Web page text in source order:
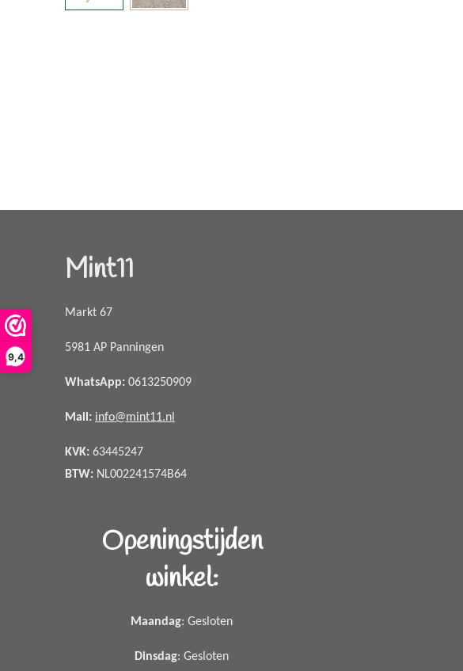
9,4
Mint11
Markt 67
5981 AP Panningen
WhatsApp: 0613250909
Mail: info@mint11.nl
KVK: 63445247
BTW: NL002241574B64
Openingstijden
winkel:
Maandag: Gesloten
Dinsdag: Gesloten